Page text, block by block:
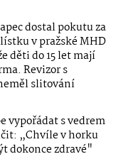
dostal pokutu za
v pražské MHD
děti do 15 let mají
Revizor s
slitování
vypořádat s vedrem
„Chvíle v horku
dokonce zdravé"